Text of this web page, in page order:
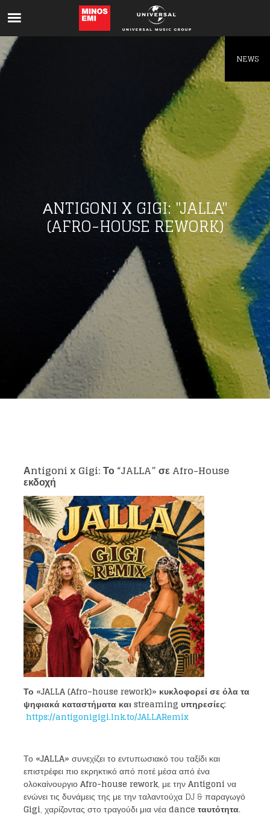
ΑNTIGONI X GIGI: "JALLA"
(AFRO-HOUSE REWORK)
Αntigoni x Gigi: Το “JALLA” σε Afro-House
εκδοχή
Το «JALLA(Afro–house rework)» κυκλοφορεί σε όλατα
ψηφιακά καταστήματα καιstreaming υπηρεσίες:
https://antigonigigi.lnk.to/JALLARemix
Το «JALLA» συνεχίζει το εντυπωσιακό του ταξίδι και
επιστρέφει πιο εκρηκτικό από ποτέ μέσα από ένα
ολοκαίνουργιοAfro-house rework, με τηνAntigoni να
ενώνει τις δυνάμεις της με την ταλαντούχα DJ & παραγωγό
Gigi, χαρίζοντας στο τραγούδι μια νέαdance ταυτότητα.
NEWS
Like being first?
Get news from your favorite artists before
everyone else.